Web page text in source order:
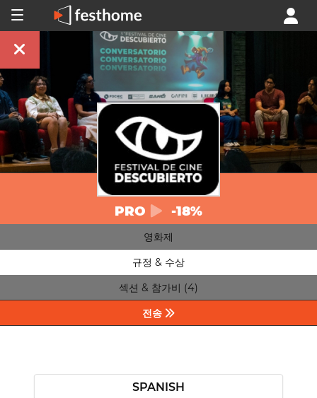
PRO -18%
영화제
규정 & 수상
섹션 & 참가비 (4)
전송
SPANISH